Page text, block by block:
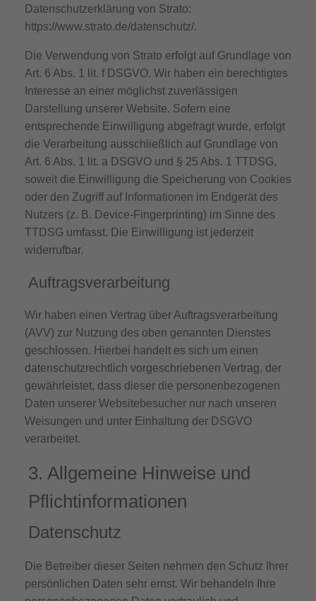
Datenschutzerklärung von Strato:
https://www.strato.de/datenschutz/.
Die Verwendung von Strato erfolgt auf Grundlage von
Art. 6 Abs. 1 lit. f DSGVO. Wir haben ein berechtigtes
Interesse an einer möglichst zuverlässigen
Darstellung unserer Website. Sofern eine
entsprechende Einwilligung abgefragt wurde, erfolgt
die Verarbeitung ausschließlich auf Grundlage von
Art. 6 Abs. 1 lit. a DSGVO und § 25 Abs. 1 TTDSG,
soweit die Einwilligung die Speicherung von Cookies
oder den Zugriff auf Informationen im Endgerät des
Nutzers (z. B. Device-Fingerprinting) im Sinne des
TTDSG umfasst. Die Einwilligung ist jederzeit
widerrufbar.
Auftragsverarbeitung
Wir haben einen Vertrag über Auftragsverarbeitung
(AVV) zur Nutzung des oben genannten Dienstes
geschlossen. Hierbei handelt es sich um einen
datenschutzrechtlich vorgeschriebenen Vertrag, der
gewährleistet, dass dieser die personenbezogenen
Daten unserer Websitebesucher nur nach unseren
Weisungen und unter Einhaltung der DSGVO
verarbeitet.
3. Allgemeine Hinweise und
Pflicht­informationen
Datenschutz
Die Betreiber dieser Seiten nehmen den Schutz Ihrer
persönlichen Daten sehr ernst. Wir behandeln Ihre